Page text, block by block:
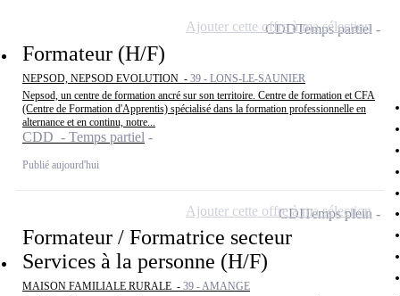
Formateur (H/F)
NEPSOD, NEPSOD EVOLUTION - 39 - LONS-LE-SAUNIER
Nepsod, un centre de formation ancré sur son territoire. Centre de formation et CFA
(Centre de Formation d'Apprentis) spécialisé dans la formation professionnelle en
alternance et en continu, notre...
CDD - Temps partiel
Publié aujourd'hui
CDDTemps partiel
Ajouter cette offre à ma sélection
Formateur / Formatrice secteur
Services à la personne (H/F)
MAISON FAMILIALE RURALE - 39 - AMANGE
CDITemps plein
Ajouter cette offre à ma sélection